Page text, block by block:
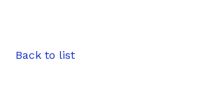
Back to list